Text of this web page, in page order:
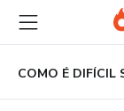
para
conteúdo
principal
para
pagamento
para
rodapé